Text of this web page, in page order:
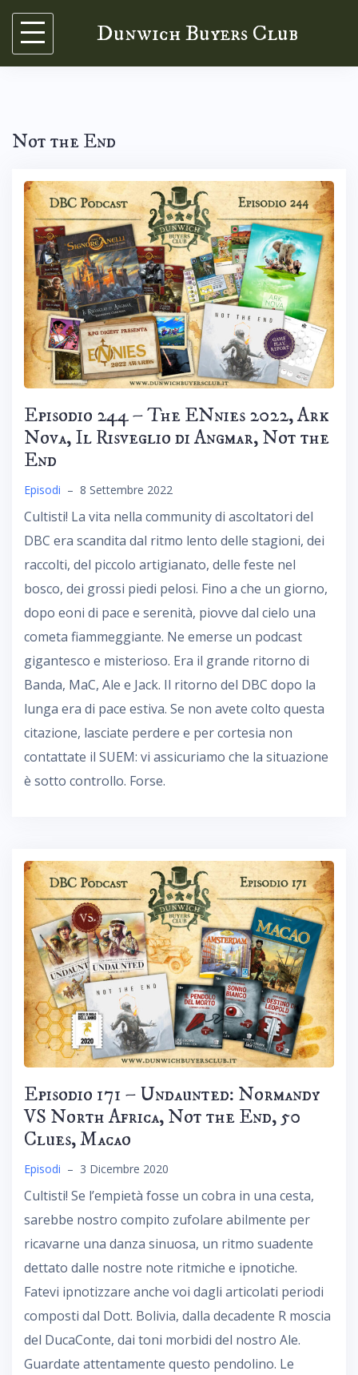
Skip
content
Dunwich Buyers Club
Not the End
Episodio 244 – The ENnies 2022, Ark
Nova, Il Risveglio di Angmar, Not the
End
Episodi – 8 Settembre 2022
Cultisti! La vita nella community di ascoltatori del
DBC era scandita dal ritmo lento delle stagioni, dei
raccolti, del piccolo artigianato, delle feste nel
bosco, dei grossi piedi pelosi. Fino a che un giorno,
dopo eoni di pace e serenità, piovve dal cielo una
cometa fiammeggiante. Ne emerse un podcast
gigantesco e misterioso. Era il grande ritorno di
Banda, MaC, Ale e Jack. Il ritorno del DBC dopo la
lunga era di pace estiva. Se non avete colto questa
citazione, lasciate perdere e per cortesia non
contattate il SUEM: vi assicuriamo che la situazione
è sotto controllo. Forse.
Episodio 171 – Undaunted: Normandy
VS North Africa, Not the End, 50
Clues, Macao
Episodi – 3 Dicembre 2020
Cultisti! Se l’empietà fosse un cobra in una cesta,
sarebbe nostro compito zufolare abilmente per
ricavarne una danza sinuosa, un ritmo suadente
dettato dalle nostre note ritmiche e ipnotiche.
Fatevi ipnotizzare anche voi dagli articolati periodi
composti dal Dott. Bolivia, dalla decadente R moscia
del DucaConte, dai toni morbidi del nostro Ale.
Guardate attentamente questo pendolino. Le